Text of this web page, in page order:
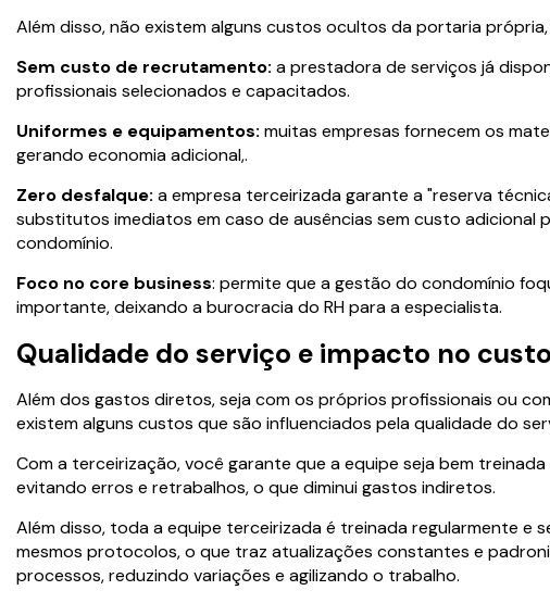
Além disso, não existem alguns custos ocultos da portaria
Sem custo de recrutamento: a prestadora de serviços já
profissionais selecionados e capacitados.
Uniformes e equipamentos: muitas empresas fornecem os
gerando economia adicional,.
Zero desfalque: a empresa terceirizada garante a "reserva
substitutos imediatos em caso de ausências sem custo adicional
condomínio.
Foco no core business: permite que a gestão do condomínio
importante, deixando a burocracia do RH para a especialista.
Qualidade do serviço e impacto no
Além dos gastos diretos, seja com os próprios profissionais ou
existem alguns custos que são influenciados pela qualidade do
Com a terceirização, você garante que a equipe seja bem
evitando erros e retrabalhos, o que diminui gastos indiretos.
Além disso, toda a equipe terceirizada é treinada regularmente e
mesmos protocolos, o que traz atualizações constantes e
processos, reduzindo variações e agilizando o trabalho.